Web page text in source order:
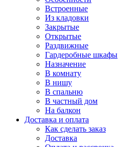
Встроенные
Из кладовки
Закрытые
Открытые
Раздвижные
Гардеробные шкафы
Назначение
В комнату
В нишу
В спальню
В частный дом
На балкон
Доставка и оплата
Как сделать заказ
Доставка